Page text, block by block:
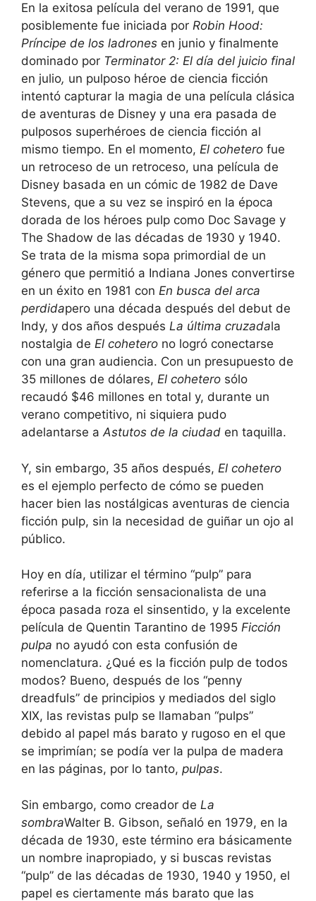
En la exitosa película del verano de 1991, que
posiblemente fue iniciada por Robin Hood:
Príncipe de los ladrones en junio y finalmente
dominado por Terminator 2: El día del juicio final
en julio, un pulposo héroe de ciencia ficción
intentó capturar la magia de una película clásica
de aventuras de Disney y una era pasada de
pulposos superhéroes de ciencia ficción al
mismo tiempo. En el momento, El cohetero fue
un retroceso de un retroceso, una película de
Disney basada en un cómic de 1982 de Dave
Stevens, que a su vez se inspiró en la época
dorada de los héroes pulp como Doc Savage y
The Shadow de las décadas de 1930 y 1940.
Se trata de la misma sopa primordial de un
género que permitió a Indiana Jones convertirse
en un éxito en 1981 con En busca del arca
perdidapero una década después del debut de
Indy, y dos años después La última cruzadala
nostalgia de El cohetero no logró conectarse
con una gran audiencia. Con un presupuesto de
35 millones de dólares, El cohetero sólo
recaudó $46 millones en total y, durante un
verano competitivo, ni siquiera pudo
adelantarse aAstutos de la ciudad en taquilla.
Y, sin embargo, 35 años después, El cohetero
es el ejemplo perfecto de cómo se pueden
hacer bien las nostálgicas aventuras de ciencia
ficción pulp, sin la necesidad de guiñar un ojo al
público.
Hoy en día, utilizar el término “pulp” para
referirse a la ficción sensacionalista de una
época pasada roza el sinsentido, y la excelente
película de Quentin Tarantino de 1995 Ficción
pulpa no ayudó con esta confusión de
nomenclatura. ¿Qué es la ficción pulp de todos
modos? Bueno, después de los “penny
dreadfuls” de principios y mediados del siglo
XIX, las revistas pulp se llamaban “pulps”
debido al papel más barato y rugoso en el que
se imprimían; se podía ver la pulpa de madera
en las páginas, por lo tanto, pulpas.
Sin embargo, como creador de La
sombraWalter B. Gibson, señaló en 1979, en la
década de 1930, este término era básicamente
un nombre inapropiado, y si buscas revistas
“pulp” de las décadas de 1930, 1940 y 1950, el
papel es ciertamente más barato que las